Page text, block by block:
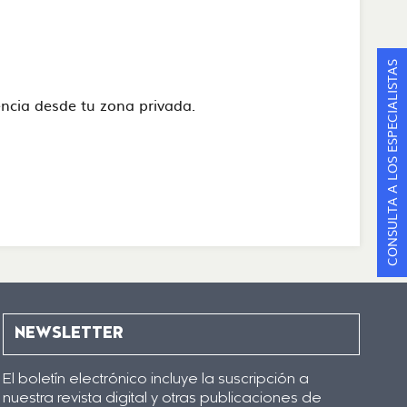
desde tu zona privada.
NEWSLETTER
El boletín electrónico incluye la suscripción a
nuestra revista digital y otras publicaciones de
CONSULTA A LOS ESPECIALISTAS